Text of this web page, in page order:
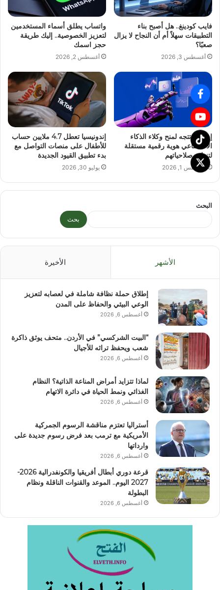
فايب كودينغ.. هل أصبح بناء
التطبيقات سهلاً أم أن النجاح لا يزال
صعبًا؟
أغسطس 3, 2026
واتساب يطلق أسماء المستخدمين
لتعزيز الخصوصية.. إليك طريقة
حجز اسمك
أغسطس 2, 2026
إستونيا تتجه لمنح وكلاء الذكاء
الاصطناعي هوية رقمية مستقلة
لتنظيم صلاحياتهم
أغسطس 1, 2026
إندونيسيا تعطل 4.7 ملايين حساب
للأطفال على منصات التواصل مع
بدء تطبيق القيود الجديدة
يوليو 30, 2026
البحث
بحث
الأشهر الأخيرة
إطلاق حملة نظافة شاملة في لعصابه لتعزيز
الوعي البيئي والحفاظ على المدن
أغسطس 6, 2026
“البيت الشركسي” في الأردن.. متحف يوثق ذاكرة
شعب ويحفظ تراثه للأجيال
أغسطس 6, 2026
لماذا تتزايد أمراض المناعة الذاتية؟ النظام
الغذائي ونمط الحياة في دائرة الاتهام
أغسطس 6, 2026
أستراليا تعتزم مناقشة الرسوم الجمركية
الأمريكية مع ترمب بعد فرض رسوم جديدة على
وارداتها
أغسطس 6, 2026
قرعة دوري أبطال أفريقيا والكونفدرالية 2026-
2027 اليوم.. الموعد والقنوات الناقلة ونظام
البطولة
أغسطس 6, 2026